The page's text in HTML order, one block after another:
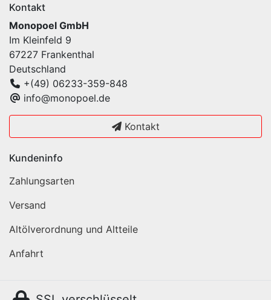
Kontakt
Monopoel GmbH
Im Kleinfeld 9
67227 Frankenthal
Deutschland
+(49) 06233-359-848
info@monopoel.de
Kontakt
Kundeninfo
Zahlungsarten
Versand
Altölverordnung und Altteile
Anfahrt